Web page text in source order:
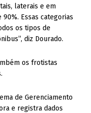
laterais e em
Essas categorias
os tipos de
diz Dourado.
os frotistas
de Gerenciamento
e registra dados